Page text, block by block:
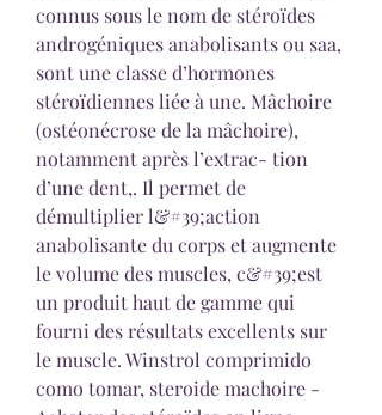
connus sous le nom de stéroïdes
androgéniques anabolisants ou saa,
sont une classe d’hormones
stéroïdiennes liée à une. Mâchoire
(ostéonécrose de la mâchoire),
notamment après l’extrac- tion
d’une dent,. Il permet de
démultiplier l&#39;action
anabolisante du corps et augmente
le volume des muscles, c&#39;est
un produit haut de gamme qui
fourni des résultats excellents sur
le muscle. Winstrol comprimido
como tomar, steroide machoire -